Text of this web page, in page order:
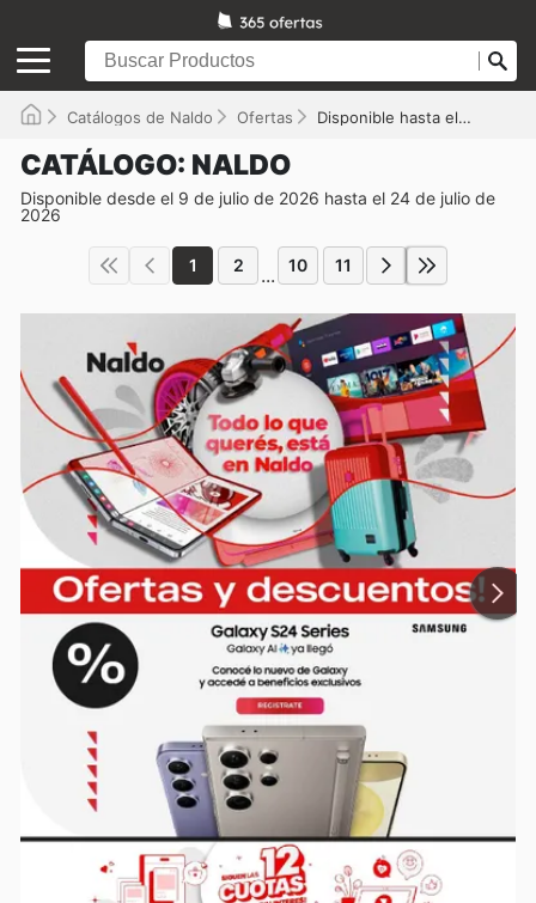
Catálogos de Naldo Ofertas Disponible hasta el 24/07/2026
CATÁLOGO: NALDO
Disponible desde el 9 de julio de 2026 hasta el 24 de julio de
2026
1 2 ... 10 11